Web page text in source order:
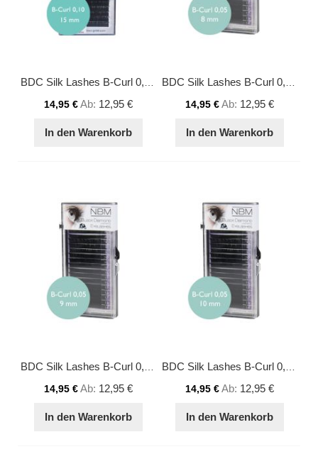
14,95 €Ab 12,95 €
In den Warenkorb
14,95 €Ab 12,95 €
In den Warenkorb
14,95 €Ab 12,95 €
In den Warenkorb
14,95 €Ab 12,95 €
In den Warenkorb